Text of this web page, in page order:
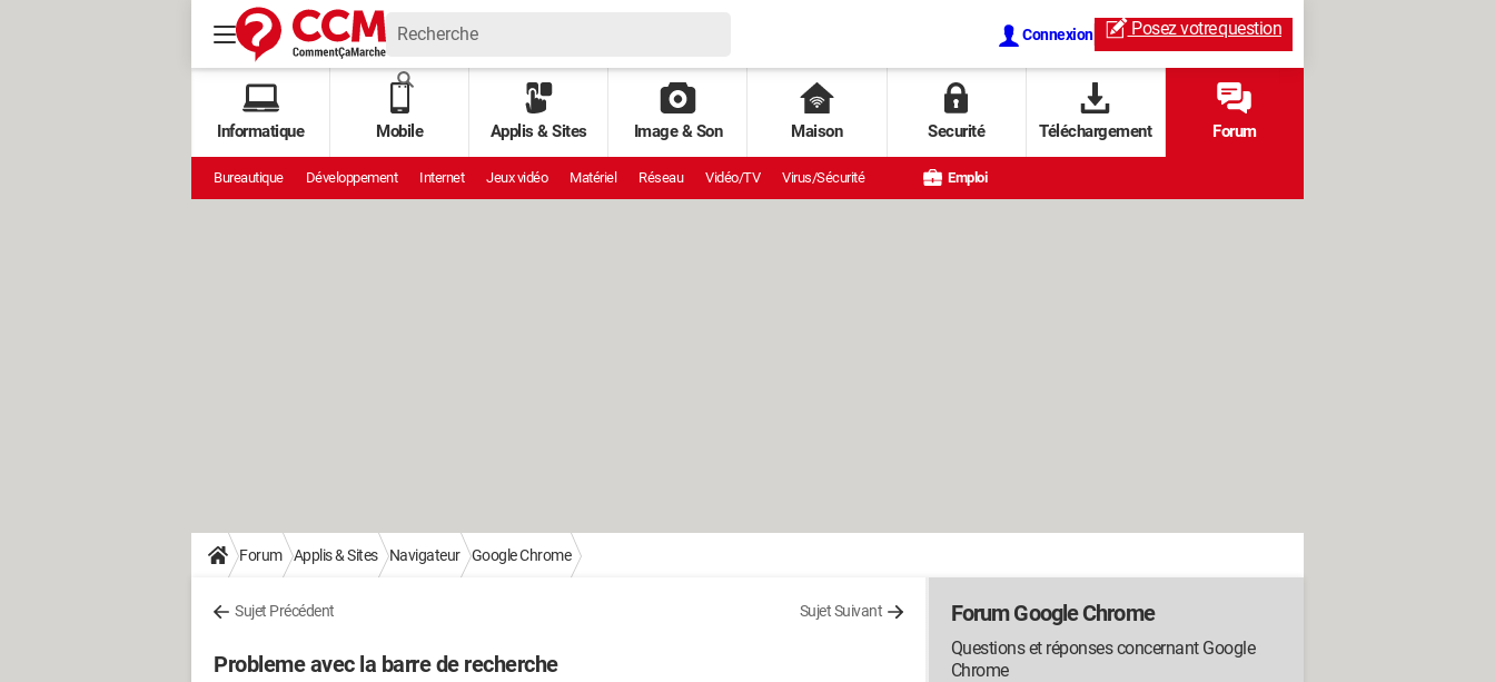
Connexion Posez votrequestion
Informatique Mobile Applis & Sites Image & Son Maison Securité Téléchargement Forum
Bureautique Développement Internet Jeux vidéo Matériel Réseau Vidéo/TV Virus/Sécurité Emploi
Forum Applis & Sites Navigateur Google Chrome
Sujet Précédent Sujet Suivant
Probleme avec la barre de recherche
Forum Google Chrome
Questions et réponses concernant Google
Chrome